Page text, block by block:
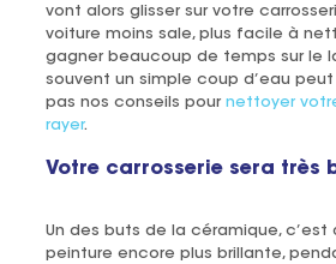
vont alors glisser sur votre
voiture moins sale, plus facile à
gagner beaucoup de temps sur le
souvent un simple coup d’eau peut
pas nos conseils pour nettoyer
rayer.
Votre carrosserie sera très
Un des buts de la céramique, c’est
peinture encore plus brillante,